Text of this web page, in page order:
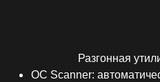
Разгонная
OC Scanner: